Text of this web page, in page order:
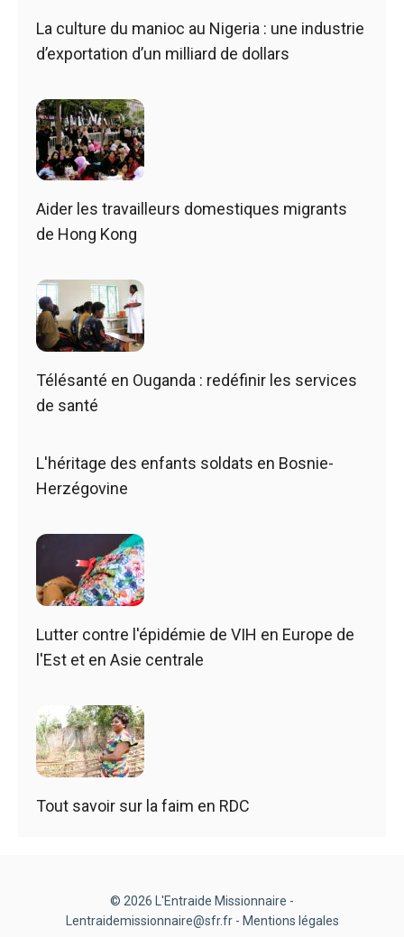
La culture du manioc au Nigeria : une industrie
d’exportation d’un milliard de dollars
Aider les travailleurs domestiques migrants
de Hong Kong
Télésanté en Ouganda : redéfinir les services
de santé
L'héritage des enfants soldats en Bosnie-
Herzégovine
Lutter contre l'épidémie de VIH en Europe de
l'Est et en Asie centrale
Tout savoir sur la faim en RDC
© 2026 L'Entraide Missionnaire -
Lentraidemissionnaire@sfr.fr - Mentions légales